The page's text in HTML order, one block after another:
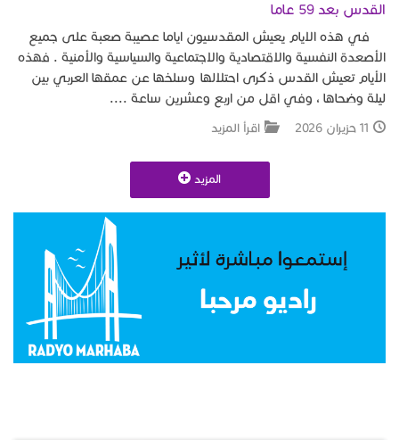
القدس بعد 59 عاما
في هذه الايام يعيش المقدسيون اياما عصيبة صعبة على جميع
الأصعدة النفسية والاقتصادية والاجتماعية والسياسية والأمنية . فهذه
الأيام تعيش القدس ذكرى احتلالها وسلخها عن عمقها العربي بين
ليلة وضحاها ، وفي اقل من اربع وعشرين ساعة ....
11 حزيران 2026 اقرأ المزيد
المزيد